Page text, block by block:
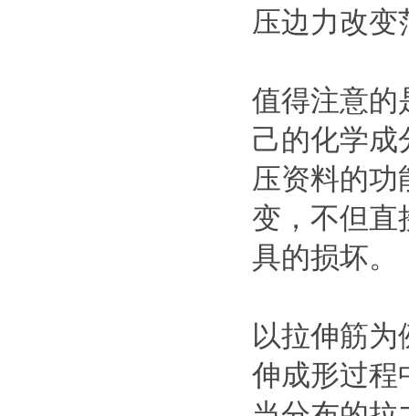
压边力改
值得注意的
己的化学成
压资料的功
变，不但直
具的损坏。
以拉伸筋
伸成形过程